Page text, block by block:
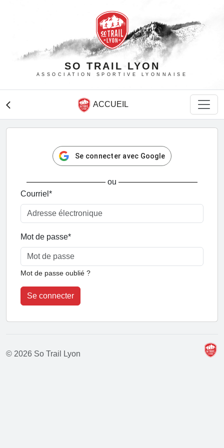
SO TRAIL LYON
ASSOCIATION SPORTIVE LYONNAISE
arrow_back_ios ACCUEIL
Se connecter avec Google
ou
Courriel *
Mot de passe*
Mot de passe oublié ?
Se connecter
© 2026 So Trail Lyon